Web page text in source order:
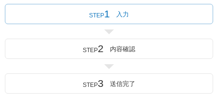
STEP1 入力
STEP2 内容確認
STEP3 送信完了